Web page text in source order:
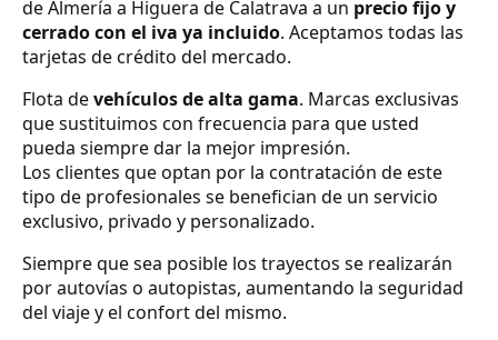
de Almería a Higuera de Calatrava a un precio fijo y
cerrado con el iva ya incluido. Aceptamos todas las
tarjetas de crédito del mercado.
Flota devehículos de alta gama. Marcas exclusivas
que sustituimos con frecuencia para que usted
pueda siempre dar la mejor impresión.
Los clientes que optan por la contratación de este
tipo de profesionales se benefician de un servicio
exclusivo, privado y personalizado.
Siempre que sea posible los trayectos se realizarán
por autovías o autopistas, aumentando la seguridad
del viaje y el confort del mismo.